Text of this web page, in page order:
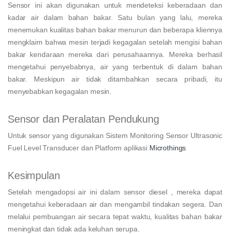
Sensor ini akan digunakan untuk mendeteksi keberadaan dan
kadar air dalam bahan bakar. Satu bulan yang lalu, mereka
menemukan kualitas bahan bakar menurun dan beberapa kliennya
mengklaim bahwa mesin terjadi kegagalan setelah mengisi bahan
bakar kendaraan mereka dari perusahaannya. Mereka berhasil
mengetahui penyebabnya, air yang terbentuk di dalam bahan
bakar. Meskipun air tidak ditambahkan secara pribadi, itu
menyebabkan kegagalan mesin.
Sensor dan Peralatan Pendukung
Untuk sensor yang digunakan Sistem Monitoring Sensor Ultrasonic
Fuel Level Transducer dan Platform aplikasi Microthings
Kesimpulan
Setelah mengadopsi air ini dalam sensor diesel , mereka dapat
mengetahui keberadaan air dan mengambil tindakan segera. Dan
melalui pembuangan air secara tepat waktu, kualitas bahan bakar
meningkat dan tidak ada keluhan serupa.